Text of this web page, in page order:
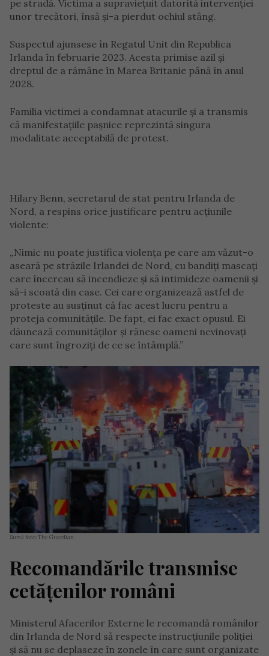
pe stradă. Victima a supraviețuit datorită intervenției
unor trecători, însă și-a pierdut ochiul stâng.
Suspectul ajunsese în Regatul Unit din Republica
Irlanda în februarie 2023. Acesta primise azil și
dreptul de a rămâne în Marea Britanie până în anul
2028.
Familia victimei a condamnat atacurile și a transmis
că manifestațiile pașnice reprezintă singura
modalitate acceptabilă de protest.
Hilary Benn, secretarul de stat pentru Irlanda de
Nord, a respins orice justificare pentru acțiunile
violente:
„Nimic nu poate justifica violența pe care am văzut-o
aseară pe străzile Irlandei de Nord, cu bandiți mascați
care încercau să incendieze și să intimideze oamenii și
să-i scoată din case. Cei care organizează astfel de
proteste au susținut că fac acest lucru pentru a
proteja comunitățile. De fapt, ei fac exact opusul. Ei
dăunează comunităților și rănesc oameni nevinovați
care sunt îngroziți de ce se întâmplă.”
Sursă foto: The Guardian.
Recomandările transmise
cetățenilor români
Ministerul Afacerilor Externe le recomandă românilor
din Irlanda de Nord să respecte instrucțiunile poliției
și să nu se deplaseze în zonele în care sunt organizate